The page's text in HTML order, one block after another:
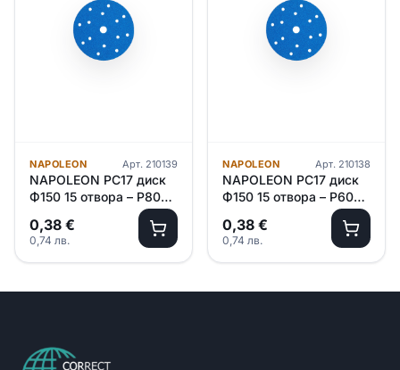
NAPOLEON Арт. 210139
NAPOLEON PC17 диск
Ф150 15 отвора – P800 /
керамична/ 100 броя в
кутия
0,38 €
0,74 лв.
NAPOLEON Арт. 210138
NAPOLEON PC17 диск
Ф150 15 отвора – P600 /
керамична/ 100 броя в
кутия
0,38 €
0,74 лв.